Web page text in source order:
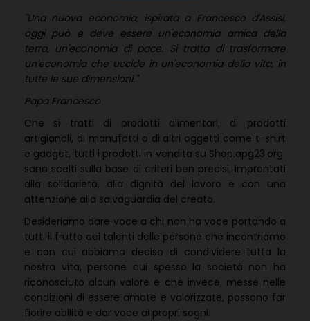
"Una nuova economia, ispirata a Francesco d'Assisi,
oggi può e deve essere un'economia amica della
terra, un'economia di pace. Si tratta di trasformare
un'economia che uccide in un'economia della vita, in
tutte le sue dimensioni."
Papa Francesco
Che si tratti di prodotti alimentari, di prodotti
artigianali, di manufatti o di altri oggetti come t-shirt
e gadget, tutti i prodotti in vendita su Shop.apg23.org
sono scelti sulla base di criteri ben precisi, improntati
alla solidarietà, alla dignità del lavoro e con una
attenzione alla salvaguardia del creato.
Desideriamo dare voce a chi non ha voce portando a
tutti il frutto dei talenti delle persone che incontriamo
e con cui abbiamo deciso di condividere tutta la
nostra vita, persone cui spesso la società non ha
riconosciuto alcun valore e che invece, messe nelle
condizioni di essere amate e valorizzate, possono far
fiorire abilità e dar voce ai propri sogni.